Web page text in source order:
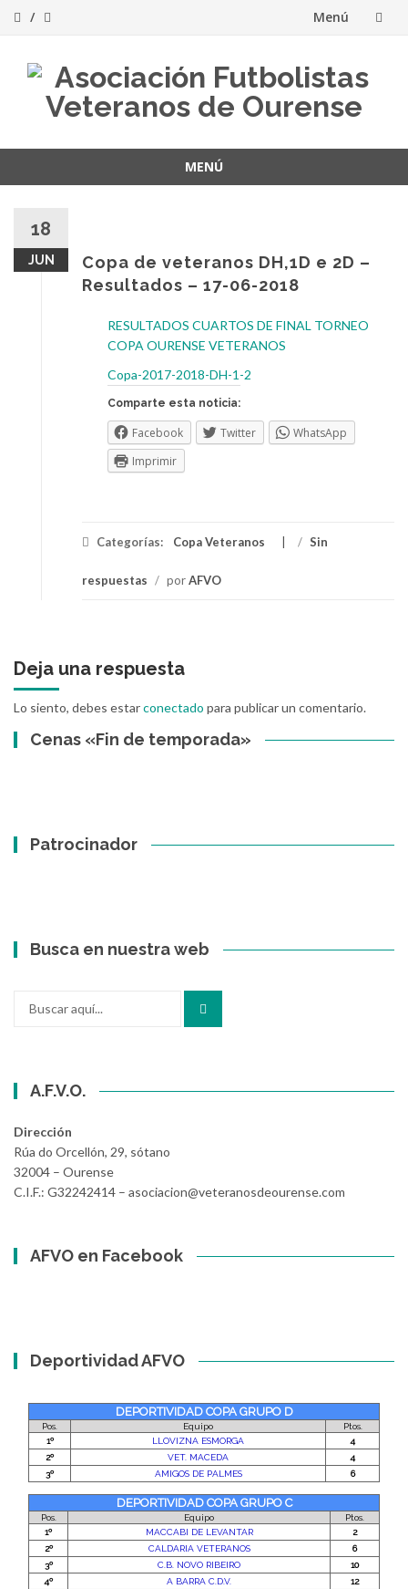
Menú
contenido
MENÚ
contenido
18
JUN
Copa de veteranos DH,1D e 2D –
Resultados – 17-06-2018
RESULTADOS CUARTOS DE FINAL TORNEO
COPA OURENSE VETERANOS
Copa-2017-2018-DH-1-2
Comparte esta noticia:
Facebook Twitter
WhatsApp
Imprimir
Categorías: Copa Veteranos / Sin
respuestas / porAFVO
Deja una respuesta
Lo siento, debes estarconectado para publicar un comentario.
Cenas «Fin de temporada»
Patrocinador
Busca en nuestra web
A.F.V.O.
Dirección
Rúa do Orcellón, 29, sótano
32004 – Ourense
C.I.F.: G32242414 – asociacion@veteranosdeourense.com
AFVO en Facebook
Deportividad AFVO